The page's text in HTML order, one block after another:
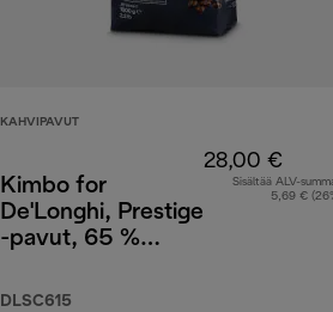
KAHVIPAVUT
Kimbo for
De'Longhi, Prestige
-pavut, 65 %
Robustaa, 1 kg
DLSC615
28,00 €
Sisältää ALV-
5,69 €